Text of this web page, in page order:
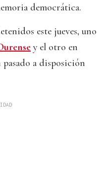
democrática.
este jueves, uno
y el otro en
pasado a disposición